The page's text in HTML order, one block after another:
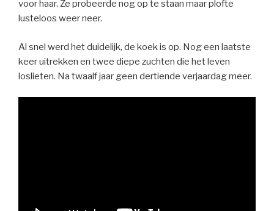
voor haar. Ze probeerde nog op te staan maar plofte
lusteloos weer neer.
Al snel werd het duidelijk, de koek is op. Nog een laatste
keer uitrekken en twee diepe zuchten die het leven
loslieten. Na twaalf jaar geen dertiende verjaardag meer.